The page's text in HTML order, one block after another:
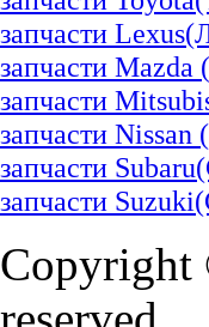
запчасти
запчасти Mazda
запчасти
запчасти Nissan
запчасти
запчасти
Copyright